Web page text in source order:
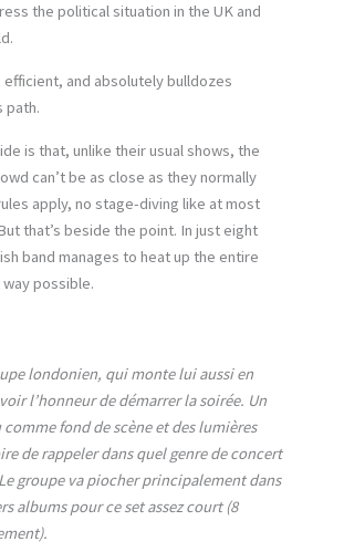
the political situation in the UK and
efficient, and absolutely bulldozes
path.
is that, unlike their usual shows, the
can’t be as close as they normally
apply, no stage-diving like at most
that’s beside the point. In just eight
band manages to heat up the entire
possible.
londonien, qui monte lui aussi en
l’honneur de démarrer la soirée. Un
fond de scène et des lumières
de rappeler dans quel genre de concert
groupe va piocher principalement dans
albums pour ce set assez court (8